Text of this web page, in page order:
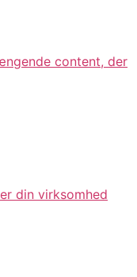
content, der
din virksomhed